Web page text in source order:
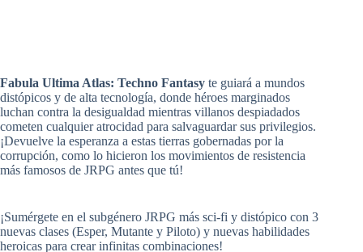
Fabula Ultima Atlas: Techno Fantasy te guiará a mundos
distópicos y de alta tecnología, donde héroes marginados
luchan contra la desigualdad mientras villanos despiadados
cometen cualquier atrocidad para salvaguardar sus privilegios.
¡Devuelve la esperanza a estas tierras gobernadas por la
corrupción, como lo hicieron los movimientos de resistencia
más famosos de JRPG antes que tú!
¡Sumérgete en el subgénero JRPG más sci-fi y distópico con 3
nuevas clases (Esper, Mutante y Piloto) y nuevas habilidades
heroicas para crear infinitas combinaciones!